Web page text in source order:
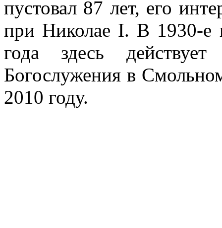
пустовал 87 лет, его
при Николае I. В 1930-е
года здесь действует
Богослужения в
2010 году.